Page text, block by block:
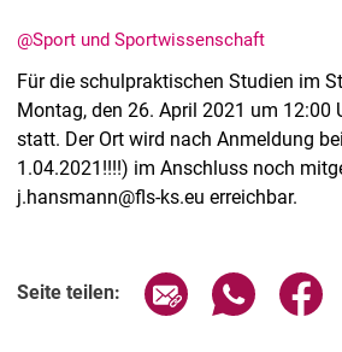
@Sport und Sportwissenschaft
Für die schulpraktischen Studien im
Montag, den 26. April 2021 um 12:00
statt. Der Ort wird nach Anmeldung
1.04.2021!!!!) im Anschluss noch
j.hansmann@fls-ks.eu erreichbar.
Seite teilen: Seite über E-Mail
Seite